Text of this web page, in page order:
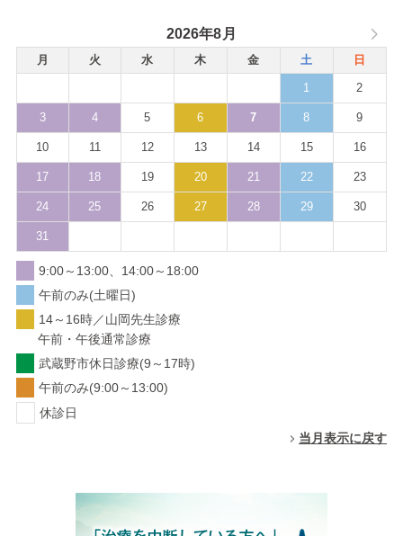
2026年8月
月 火 水 木 金 土 日
1 2
3 4 5 6 7 8 9
10 11 12 13 14 15 16
17 18 19 20 21 22 23
24 25 26 27 28 29 30
31
9:00～13:00、14:00～18:00
午前のみ(土曜日)
14～16時／山岡先生診療
午前・午後通常診療
武蔵野市休日診療(9～17時)
午前のみ(9:00～13:00)
休診日
当月表示に戻す